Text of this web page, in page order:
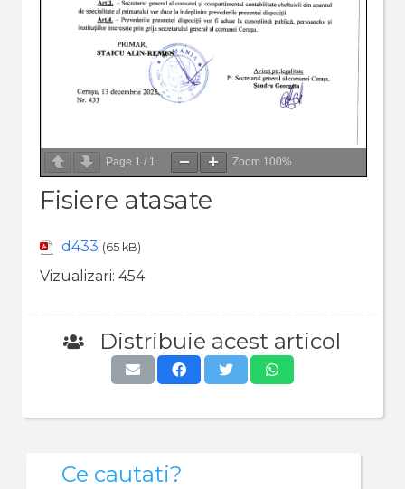
Page 1 / 1 Zoom 100%
Fisiere atasate
d433 (65 kB)
Vizualizari: 454
Distribuie acest articol
Ce cautati?